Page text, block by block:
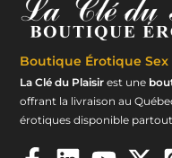
Boutique Érotique
La Clé du Plaisir est une
offrant la livraison au
érotiques disponible